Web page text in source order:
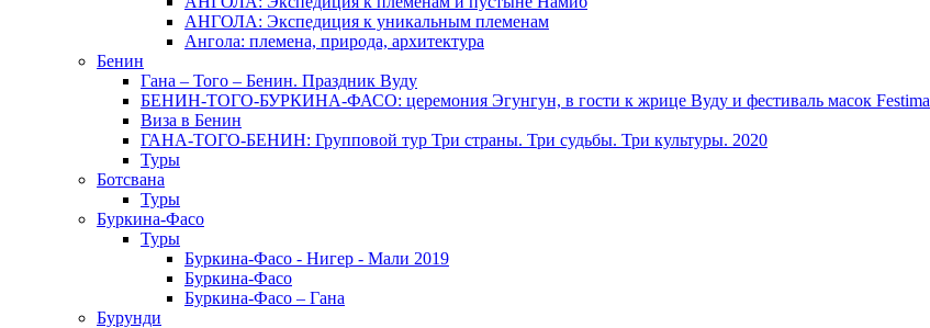
АНГОЛА: Экспедиция к уникальным племенам
Ангола: племена, природа, архитектура
Бенин
Гана – Того – Бенин. Праздник Вуду
БЕНИН-ТОГО-БУРКИНА-ФАСО: церемония Эгунгун, в гости к жрице Вуду и фестиваль масок Festima
Виза в Бенин
ГАНА-ТОГО-БЕНИН: Групповой тур Три страны. Три судьбы. Три культуры. 2020
Туры
Ботсвана
Туры
Буркина-Фасо
Туры
Буркина-Фасо - Нигер - Мали 2019
Буркина-Фасо
Буркина-Фасо – Гана
Бурунди